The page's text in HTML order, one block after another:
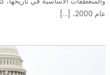
عام 2000، […]